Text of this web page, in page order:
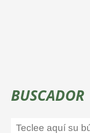
BUSCADOR